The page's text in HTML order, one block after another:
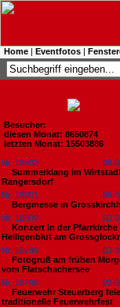
Home | Eventfotos |
Besucher:
diesen Monat: 8650874
letzten Monat: 15503886
Nr. 18802
Summerklang im
Rangersdorf
Nr. 18801
Bergmesse in
Nr. 18800
Konzert in der Pfarrkirche
Heiligenblut am
Nr. 18799
Fotogruß am frühen
vom Flatschachersee
Nr. 18798
Feuerwehr Steuerberg
traditionelle Feuerwehrfest